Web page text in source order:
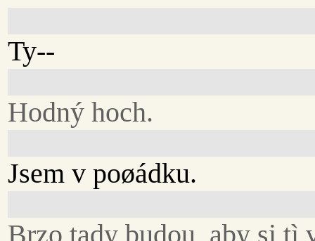
Ty--
Hodný hoch.
Jsem v poøádku.
Brzo tady budou, aby si tì